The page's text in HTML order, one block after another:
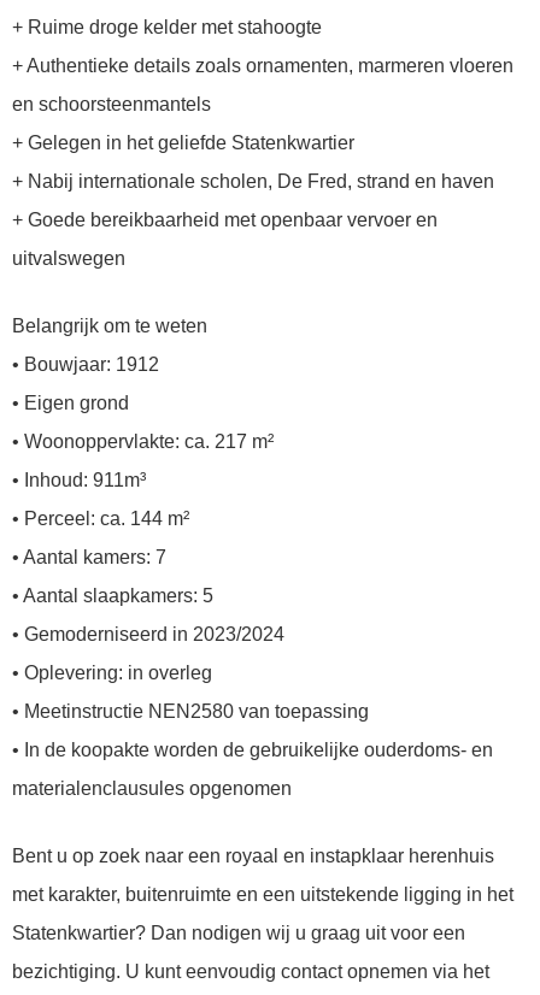
+ Ruime droge kelder met stahoogte
+ Authentieke details zoals ornamenten, marmeren vloeren
en schoorsteenmantels
+ Gelegen in het geliefde Statenkwartier
+ Nabij internationale scholen, De Fred, strand en haven
+ Goede bereikbaarheid met openbaar vervoer en
uitvalswegen
Belangrijk om te weten
• Bouwjaar: 1912
• Eigen grond
• Woonoppervlakte: ca. 217 m²
• Inhoud: 911m³
• Perceel: ca. 144 m²
• Aantal kamers: 7
• Aantal slaapkamers: 5
• Gemoderniseerd in 2023/2024
• Oplevering: in overleg
• Meetinstructie NEN2580 van toepassing
• In de koopakte worden de gebruikelijke ouderdoms- en
materialenclausules opgenomen
Bent u op zoek naar een royaal en instapklaar herenhuis
met karakter, buitenruimte en een uitstekende ligging in het
Statenkwartier? Dan nodigen wij u graag uit voor een
bezichtiging. U kunt eenvoudig contact opnemen via het